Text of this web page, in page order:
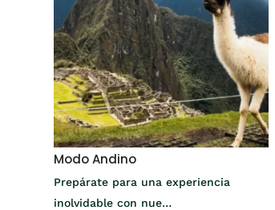
Modo Andino
Prepárate para una experiencia
inolvidable con nue…